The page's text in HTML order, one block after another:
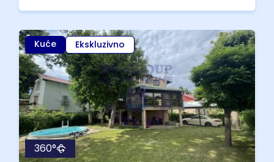
Kuće Ekskluzivno
360°